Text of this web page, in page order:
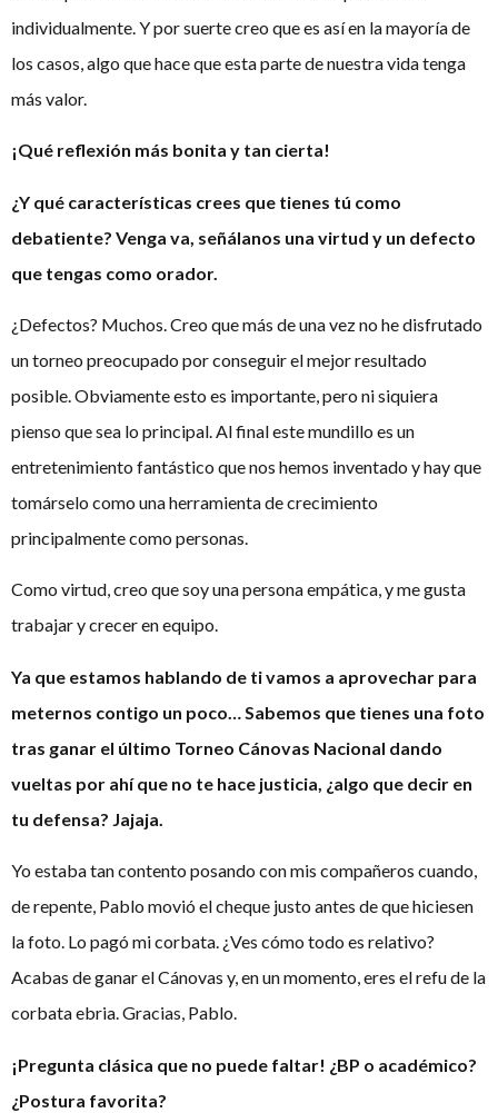
individualmente. Y por suerte creo que es así en la mayoría de
los casos, algo que hace que esta parte de nuestra vida tenga
más valor.
¡Qué reflexión más bonita y tan cierta!
¿Y qué características crees que tienes tú como
debatiente? Venga va, señálanos una virtud y un defecto
que tengas como orador.
¿Defectos? Muchos. Creo que más de una vez no he disfrutado
un torneo preocupado por conseguir el mejor resultado
posible. Obviamente esto es importante, pero ni siquiera
pienso que sea lo principal. Al final este mundillo es un
entretenimiento fantástico que nos hemos inventado y hay que
tomárselo como una herramienta de crecimiento
principalmente como personas.
Como virtud, creo que soy una persona empática, y me gusta
trabajar y crecer en equipo.
Ya que estamos hablando de ti vamos a aprovechar para
meternos contigo un poco… Sabemos que tienes una foto
tras ganar el último Torneo Cánovas Nacional dando
vueltas por ahí que no te hace justicia, ¿algo que decir en
tu defensa? Jajaja.
Yo estaba tan contento posando con mis compañeros cuando,
de repente, Pablo movió el cheque justo antes de que hiciesen
la foto. Lo pagó mi corbata. ¿Ves cómo todo es relativo?
Acabas de ganar el Cánovas y, en un momento, eres el refu de la
corbata ebria. Gracias, Pablo.
¡Pregunta clásica que no puede faltar! ¿BP o académico?
¿Postura favorita?